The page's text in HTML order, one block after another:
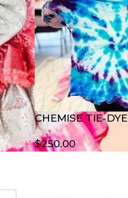
(4)
(9)
CHEMISE TIE-DYE
$250.00